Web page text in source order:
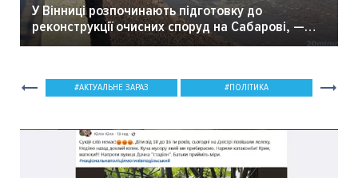
У Вінниці розпочинають підготовку до
реконструкції очисних споруд на Сабарові, —
мер Вінниці.
АКТУАЛЬНЕ ЗАРАЗ ПОЛІТИКА